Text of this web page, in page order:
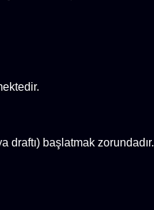
draftı) başlatmak zorundadır.